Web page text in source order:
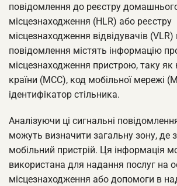
повідомлення до реєстру
місцезнаходження (HLR) або реєстру
місцезнаходження відвідувачів (VLR)
повідомлення містять інформацію
місцезнаходження пристрою, таку як
країни (MCC), код мобільної мережі
ідентифікатор стільника.
Аналізуючи ці сигнальні
можуть визначити загальну зону, де
мобільний пристрій. Ця інформація
використана для надання послуг на
місцезнаходження або допомоги в